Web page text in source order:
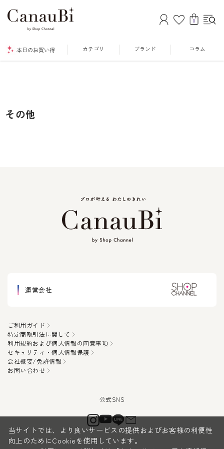
0
本日のお買い得 カテゴリ ブランド コラム
その他
運営会社
ご利用ガイド
特定商取引法に関して
利用規約および個人情報の同意事項
セキュリティ・個人情報保護
会社概要/免許情報
お問い合わせ
当サイトでは、より良いサービスの提供およびお客様の利便性
向上のためにCookieを使用しています。